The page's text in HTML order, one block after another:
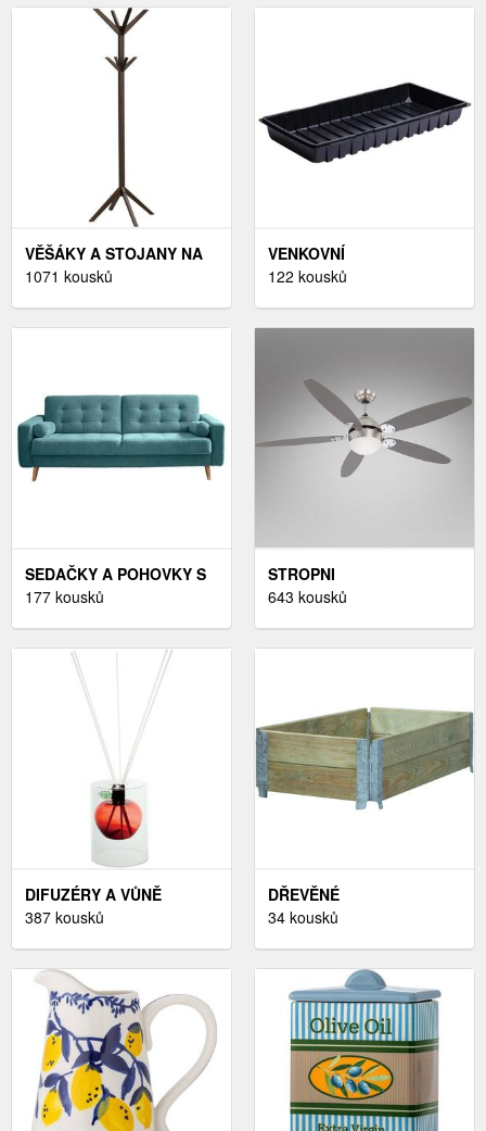
VĚŠÁKY A STOJANY NA
OBLEČENÍ
1071 kousků
VENKOVNÍ
KVĚTINÁČE,ZAHRADA A
122 kousků
SEDAČKY A POHOVKY S
FUNKCÍ LŮŽKA
177 kousků
STROPNI
LUSTRY,VYBAVENÍ A
643 kousků
DIFUZÉRY A VŮNĚ
387 kousků
DŘEVĚNÉ
TRUHLÍKY,ZAHRADA A
34 kousků